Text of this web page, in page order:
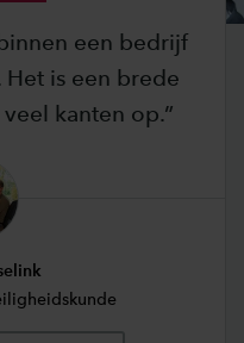
een bedrijf
is een brede
kanten op.